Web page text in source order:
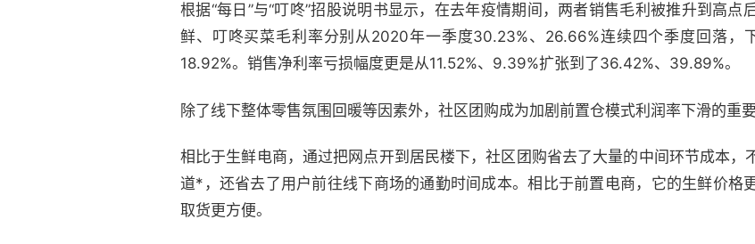
根据“每日”与“叮咚”招股说明书显示，在去年疫情期间，两者销售毛利被推升到高点
鲜、叮咚买菜毛利率分别从2020年一季度30.23%、26.66%连续四个季度回落，
18.92%。销售净利率亏损幅度更是从11.52%、9.39%扩张到了36.42%、39.89%。
除了线下整体零售氛围回暖等因素外，社区团购成为加剧前置仓模式利润率下滑的重要
相比于生鲜电商，通过把网点开到居民楼下，社区团购省去了大量的中间环节成本，
道*，还省去了用户前往线下商场的通勤时间成本。相比于前置电商，它的生鲜价格
取货更方便。